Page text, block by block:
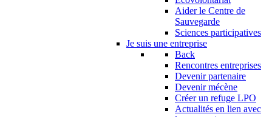
Aider le Centre de
Sauvegarde
Sciences participatives
Je suis une entreprise
Back
Rencontres entreprises
Devenir partenaire
Devenir mécène
Créer un refuge LPO
Actualités en lien avec